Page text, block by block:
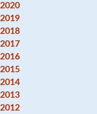
2020
2019
2018
2017
2016
2015
2014
2013
2012